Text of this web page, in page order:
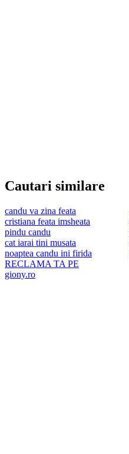
Cautari similare
candu va zina feata
cristiana feata imsheata
pindu candu
cat iarai tini musata
noaptea candu ini firida
RECLAMA TA PE
giony.ro